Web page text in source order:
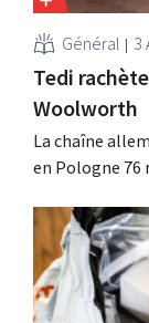
Général 3
Tedi
Woolworth
La chaîne
en Pologne 76
discount non
croissance en